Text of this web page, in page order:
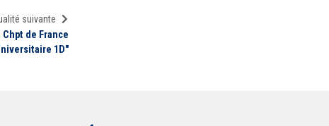
suivante
de France
1D"